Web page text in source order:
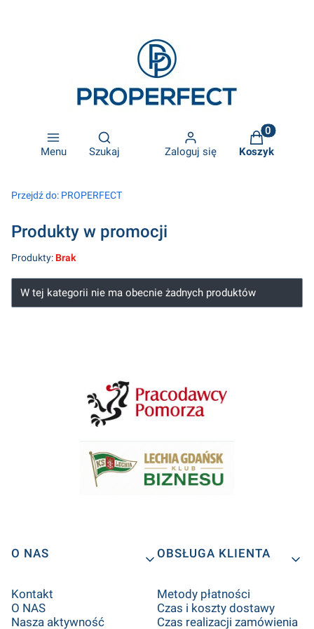
Menu
Otwórz wyszukiwarkę
Szukaj Zaloguj się
Produkty w
Koszyk
Przejdź do: PROPERFECT
Produkty w promocji
Produkty:Brak
Lista produktów
W tej kategorii nie ma obecnie żadnych produktów
Linki w stopce
O NAS
Kontakt
O NAS
Nasza aktywność
OBSŁUGA KLIENTA
Metody płatności
Czas i koszty dostawy
Czas realizacji zamówienia